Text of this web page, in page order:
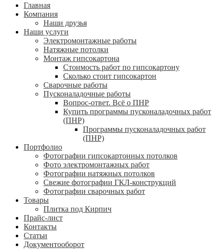
Главная
Компания
Наши друзья
Наши услуги
Электромонтажные работы
Натяжные потолки
Монтаж гипсокартона
Стоимость работ по гипсокартону
Сколько стоит гипсокартон
Сварочные работы
Пусконаладочные работы
Вопрос-ответ. Всё о ПНР
Купить программы пусконаладочных работ
(ПНР)
Программы пусконаладочных работ
(ПНР)
Портфолио
Фотографии гипсокартонных потолков
Фото электромонтажных работ
Фотографии натяжных потолков
Свежие фотографии ГКЛ-конструкций
Фотографии сварочных работ
Товары
Плитка под Кирпич
Прайс-лист
Контакты
Статьи
Документооборот